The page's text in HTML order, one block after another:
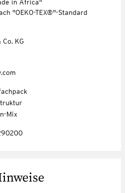
in Africa"
"OEKO-TEX®"-Standard
KG
Mix